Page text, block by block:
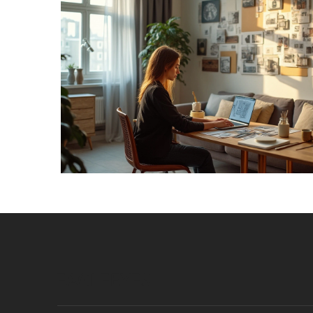
рассматриваются основные модные цвета
их особенности и советы по
интерьере. Не упускается из виду и
цветовой палитры на
психологическое восприятие
Подобно паре хороших туфель,
цвет стен может стать решающим
вашего домашнего